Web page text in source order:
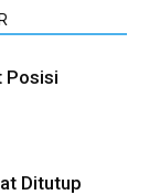
Posisi
Ditutup